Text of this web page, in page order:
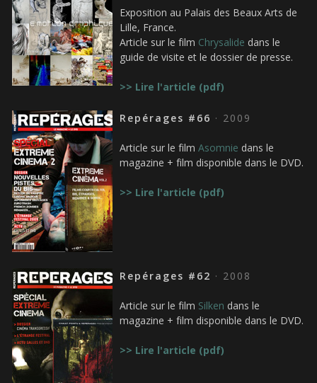
Exposition au Palais des Beaux Arts de
Lille, France.
Article sur le film Chrysalide dans le
guide de visite et le dossier de presse.
>> Lire l'article (pdf)
Repérages #66 · 2009
Article sur le film Asomnie dans le
magazine + film disponible dans le DVD.
>> Lire l'article (pdf)
Repérages #62 · 2008
Article sur le film Silken dans le
magazine + film disponible dans le DVD.
>> Lire l'article (pdf)